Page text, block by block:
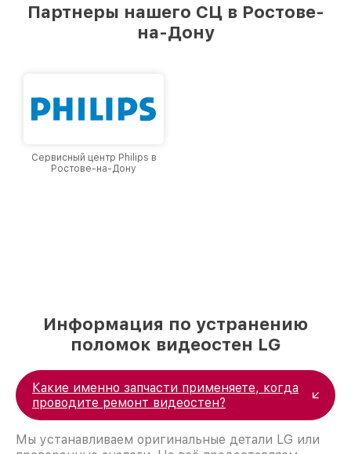
лучшим сервисным центром LG в городе
Ростове-на-Дону, постоянно повышая уровень
Партнеры нашего СЦ в Ростове-
на-Дону
Сервисный центр Philips в
Ростове-на-Дону
Информация по устранению
поломок видеостен LG
Какие именно запчасти применяете, когда
проводите ремонт видеостен?
Мы устанавливаем оригинальные детали LG или